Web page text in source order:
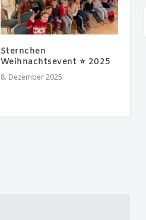
Sternchen
Weihnachtsevent ⭐️ 2025
8. Dezember 2025